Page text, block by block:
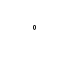
0